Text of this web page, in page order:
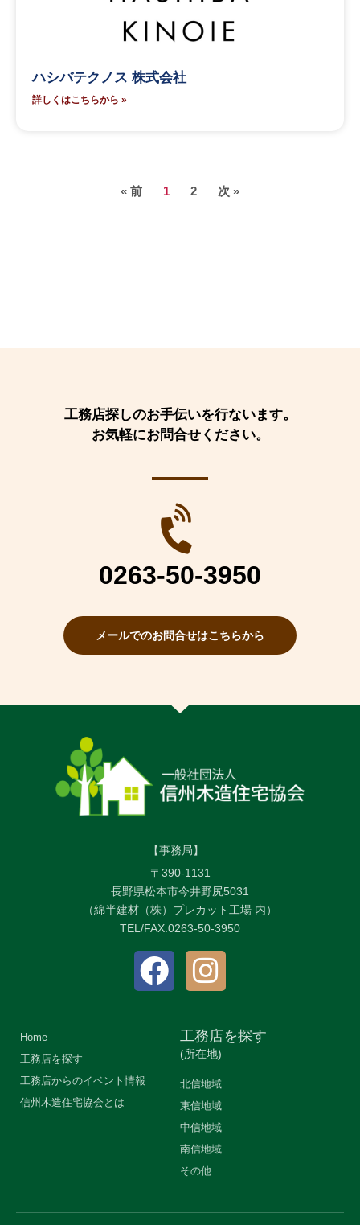
ハシバテクノス 株式会社
詳しくはこちらから »
« 前 1 2 次 »
工務店探しのお手伝いを行ないます。
お気軽にお問合せください。
0263-50-3950
メールでのお問合せはこちらから
【事務局】
〒390-1131
長野県松本市今井野尻5031
（綿半建材（株）プレカット工場 内）
TEL/FAX:0263-50-3950
Home
工務店を探す
工務店からのイベント情報
信州木造住宅協会とは
工務店を探す
(所在地)
北信地域
東信地域
中信地域
南信地域
その他